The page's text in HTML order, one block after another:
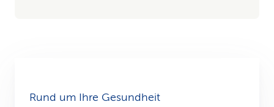
Rund um Ihre Gesundheit